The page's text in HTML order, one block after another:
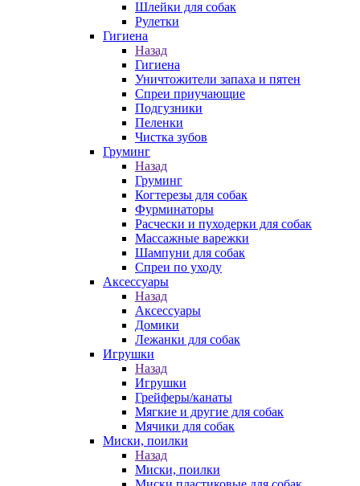
Шлейки для собак
Рулетки
Гигиена
Назад
Гигиена
Уничтожители запаха и пятен
Спреи приучающие
Подгузники
Пеленки
Чистка зубов
Груминг
Назад
Груминг
Когтерезы для собак
Фурминаторы
Расчески и пуходерки для собак
Массажные варежки
Шампуни для собак
Спреи по уходу
Аксессуары
Назад
Аксессуары
Домики
Лежанки для собак
Игрушки
Назад
Игрушки
Грейферы/канаты
Мягкие и другие для собак
Мячики для собак
Миски, поилки
Назад
Миски, поилки